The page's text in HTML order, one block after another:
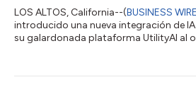
LOS ALTOS, California--(BUSINESS WIRE
introducido una nueva integración de IA
su galardonada plataforma UtilityAI al
serie de despliegues de productos